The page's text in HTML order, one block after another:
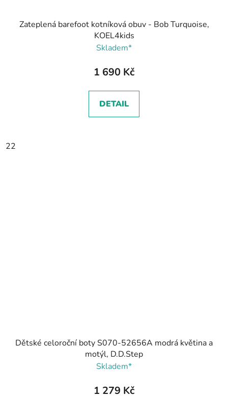
Zateplená barefoot kotníková obuv - Bob Turquoise,
KOEL4kids
Skladem*
1 690 Kč
DETAIL
22
Dětské celoroční boty S070-52656A modrá květina a
motýl, D.D.Step
Skladem*
1 279 Kč